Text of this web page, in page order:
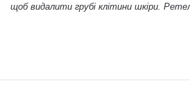
Фольга для лиття (ефект
щоб видалити грубі клітини шкіри.